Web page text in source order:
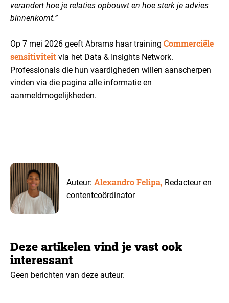
verandert hoe je relaties opbouwt en hoe sterk je advies
binnenkomt.”
Op 7 mei 2026 geeft Abrams haar training Commerciële
sensitiviteit via het Data & Insights Network.
Professionals die hun vaardigheden willen aanscherpen
vinden via die pagina alle informatie en
aanmeldmogelijkheden.
Auteur:Alexandro Felipa, Redacteur en
contentcoördinator
Deze artikelen vind je vast ook
interessant
Geen berichten van deze auteur.